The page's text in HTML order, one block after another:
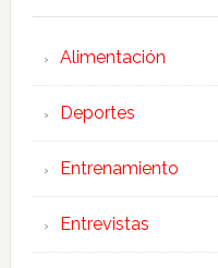
Alimentación
Deportes
Entrenamiento
Entrevistas